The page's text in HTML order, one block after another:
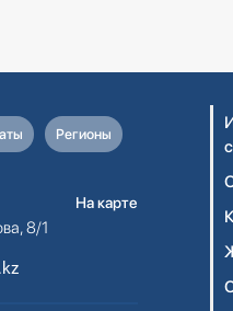
Регионы
8/1
На карте